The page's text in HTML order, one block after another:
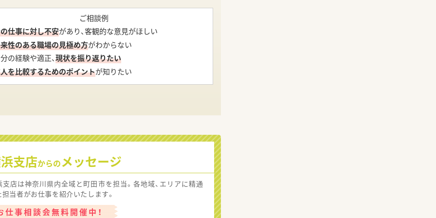
ご相談例
仕事に対し不安があり、客観的な意見がほしい
性のある職場の見極め方がわからない
の経験や適正、現状を振り返りたい
を比較するためのポイントが知りたい
支店からのメッセージ
支店は神奈川県内全域と町田市を担当。各地域、エリアに精通
担当者がお仕事を紹介いたします。
仕事相談会無料開催中！